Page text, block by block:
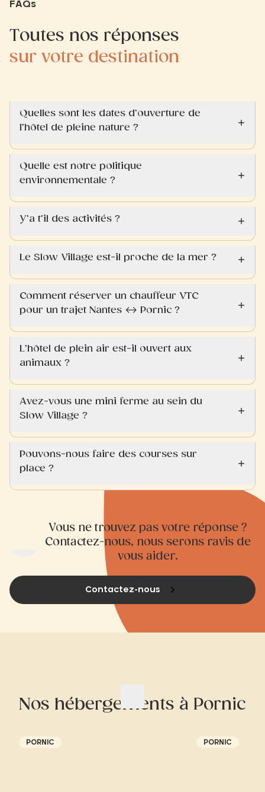
FAQs
Toutes nos réponses
sur votre destination
Quelles sont les dates d’ouverture de
l’hôtel de pleine nature ?
Quelle est notre politique
environnementale ?
Y’a t’il des activités ?
Le Slow Village est-il proche de la mer ?
Comment réserver un chauffeur VTC
pour un trajet Nantes ↔ Pornic ?
L’hôtel de plein air est-il ouvert aux
animaux ?
Avez-vous une mini ferme au sein du
Slow Village ?
Pouvons-nous faire des courses sur
place ?
Vous ne trouvez pas votre réponse ?
Contactez-nous, nous serons ravis de
vous aider.
Contactez-nous
Nos hébergements à Pornic
PORNIC PORNIC